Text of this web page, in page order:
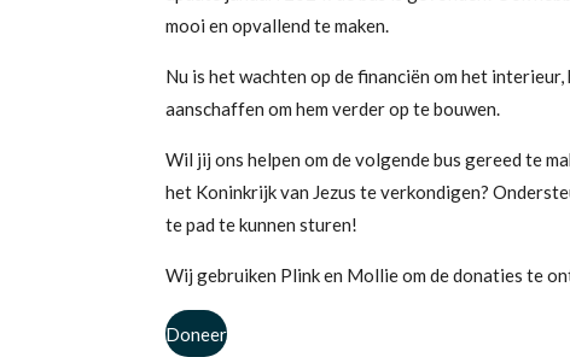
mooi en opvallend te maken.
Nu is het wachten op de financiën om het
aanschaffen om hem verder op te bouwen.
Wil jij ons helpen om de volgende bus gereed te
het Koninkrijk van Jezus te verkondigen?
te pad te kunnen sturen!
Wij gebruiken Plink en Mollie om de donaties te
Doneer